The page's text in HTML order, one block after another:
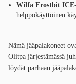
Wilfa Frostbit
helppokäyttöinen
Nämä jääpalakoneet
Olitpa järjestämässä
löydät parhaan